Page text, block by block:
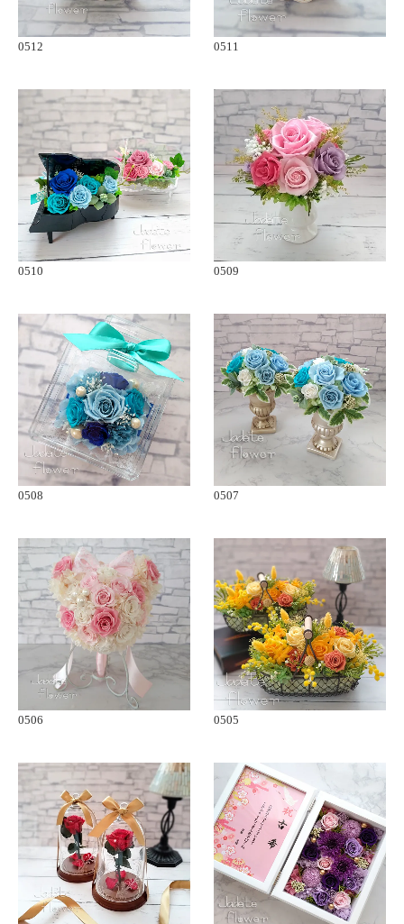
0512 0511
0510 0509
0508 0507
0506 0505